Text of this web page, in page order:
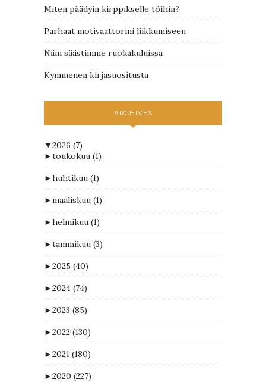
Miten päädyin kirppikselle töihin?
Parhaat motivaattorini liikkumiseen
Näin säästimme ruokakuluissa
Kymmenen kirjasuositusta
ARCHIVES
▼2026 (7)
►toukokuu (1)
►huhtikuu (1)
►maaliskuu (1)
►helmikuu (1)
►tammikuu (3)
►2025 (40)
►2024 (74)
►2023 (85)
►2022 (130)
►2021 (180)
►2020 (227)